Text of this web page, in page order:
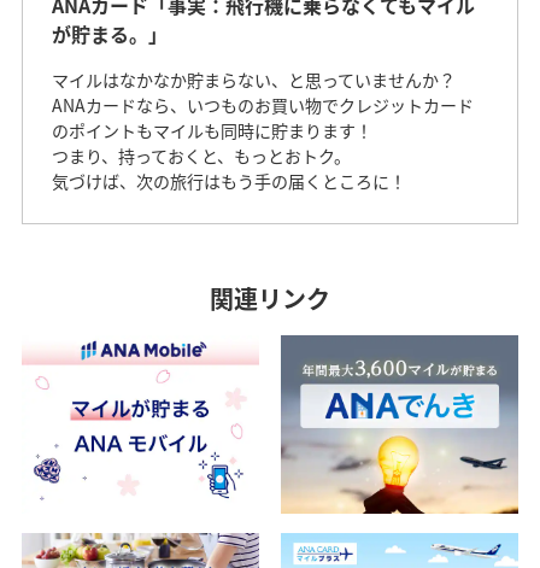
a
y
V
i
が貯まる。」
マイルはなかなか貯まらない、と思っていませんか？
ANAカードなら、いつものお買い物でクレジットカード
のポイントもマイルも同時に貯まります！
つまり、持っておくと、もっとおトク。
気づけば、次の旅行はもう手の届くところに！
関連リンク